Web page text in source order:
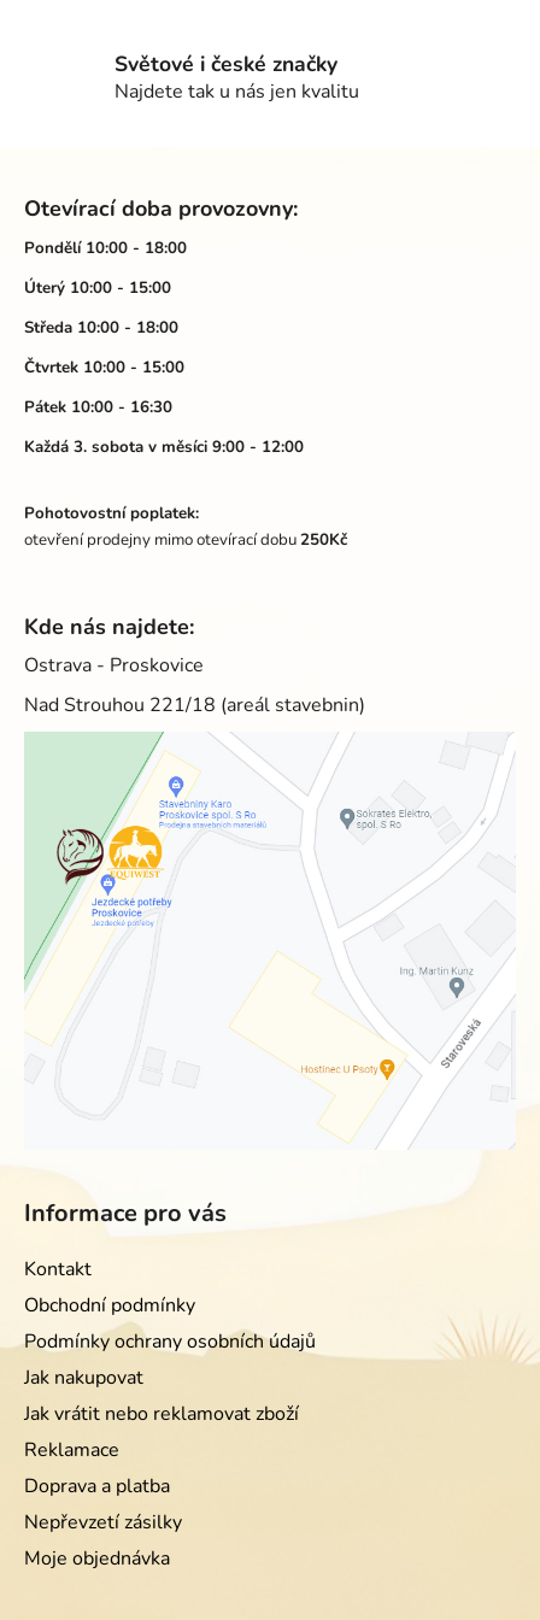
y
v
s
Světové i české značky
Najdete tak u nás jen kvalitu
Otevírací doba provozovny:
Pondělí 10:00 - 18:00
Úterý 10:00 - 15:00
Středa 10:00 - 18:00
Čtvrtek 10:00 - 15:00
Pátek 10:00 - 16:30
Každá 3. sobota v měsíci 9:00 - 12:00
Pohotovostní poplatek:
otevření prodejny mimo otevírací dobu250Kč
Kde nás najdete:
Ostrava - Proskovice
Nad Strouhou 221/18 (areál stavebnin)
Informace pro vás
Kontakt
Obchodní podmínky
Podmínky ochrany osobních údajů
Jak nakupovat
Jak vrátit nebo reklamovat zboží
Reklamace
Doprava a platba
Nepřevzetí zásilky
Moje objednávka